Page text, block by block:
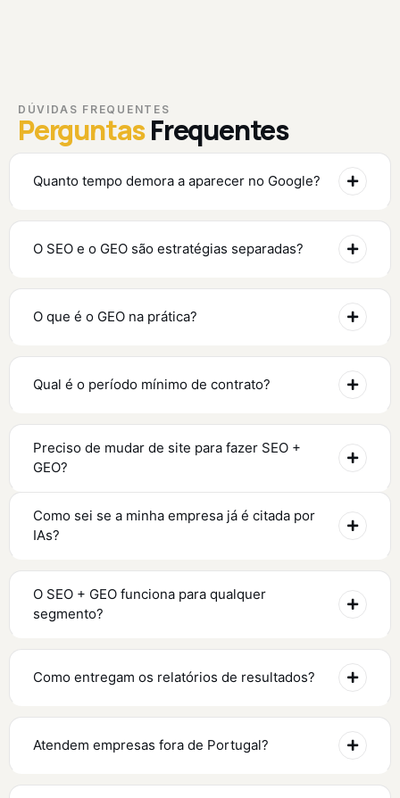
DÚVIDAS FREQUENTES
PerguntasFrequentes
Quanto tempo demora a aparecer no Google?
O SEO e o GEO são estratégias separadas?
O que é o GEO na prática?
Qual é o período mínimo de contrato?
Preciso de mudar de site para fazer SEO +
GEO?
Como sei se a minha empresa já é citada por
IAs?
O SEO + GEO funciona para qualquer
segmento?
Como entregam os relatórios de resultados?
Atendem empresas fora de Portugal?